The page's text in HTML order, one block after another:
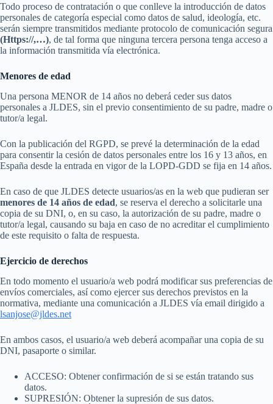
Todo proceso de contratación o que conlleve la introducción de datos
personales de categoría especial como datos de salud, ideología, etc.
serán siempre transmitidos mediante protocolo de comunicación segura
(Https://,…), de tal forma que ninguna tercera persona tenga acceso a
la información transmitida vía electrónica.
Menores de edad
Una persona MENOR de 14 años no deberá ceder sus datos
personales a JLDES, sin el previo consentimiento de su padre, madre o
tutor/a legal.
Con la publicación del RGPD, se prevé la determinación de la edad
para consentir la cesión de datos personales entre los 16 y 13 años, en
España desde la entrada en vigor de la LOPD-GDD se fija en 14 años.
En caso de que JLDES detecte usuarios/as en la web que pudieran ser
menores de 14 años de edad, se reserva el derecho a solicitarle una
copia de su DNI, o, en su caso, la autorización de su padre, madre o
tutor/a legal, causando su baja en caso de no acreditar el cumplimiento
de este requisito o falta de respuesta.
Ejercicio de derechos
En todo momento el usuario/a web podrá modificar sus preferencias de
envíos comerciales, así como ejercer sus derechos previstos en la
normativa, mediante una comunicación a JLDES vía email dirigido a
lsanjose@jldes.net
En ambos casos, el usuario/a web deberá acompañar una copia de su
DNI, pasaporte o similar.
ACCESO: Obtener confirmación de si se están tratando sus
datos.
SUPRESIÓN: Obtener la supresión de sus datos.